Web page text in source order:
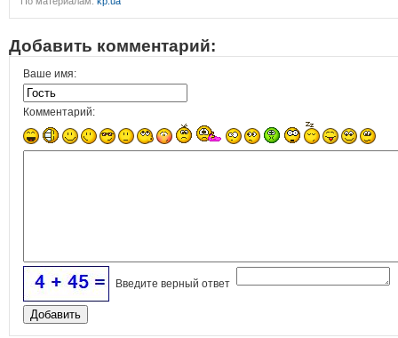
Добавить комментарий:
Ваше имя:
Комментарий:
Введите верный ответ